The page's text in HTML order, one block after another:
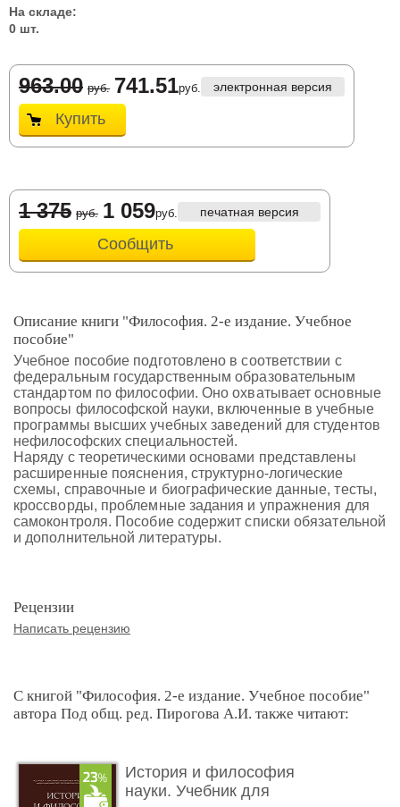
На складе:
0 шт.
963.00 руб. 741.51руб. электронная версия
Купить
1 375 руб. 1 059руб. печатная версия
Сообщить
Описание книги "Философия. 2-е издание. Учебное
пособие"
Учебное пособие подготовлено в соответствии с
федеральным государственным образовательным
стандартом по философии. Оно охватывает основные
вопросы философской науки, включенные в учебные
программы высших учебных заведений для студентов
нефилософских специальностей.
Наряду с теоретическими основами представлены
расширенные пояснения, структурно-логические
схемы, справочные и биографические данные, тесты,
кроссворды, проблемные задания и упражнения для
самоконтроля. Пособие содержит списки обязательной
и дополнительной литературы.
Рецензии
Написать рецензию
С книгой "Философия. 2-е издание. Учебное пособие"
автора Под общ. ред. Пирогова А.И. также читают:
История и философия
науки. Учебник для